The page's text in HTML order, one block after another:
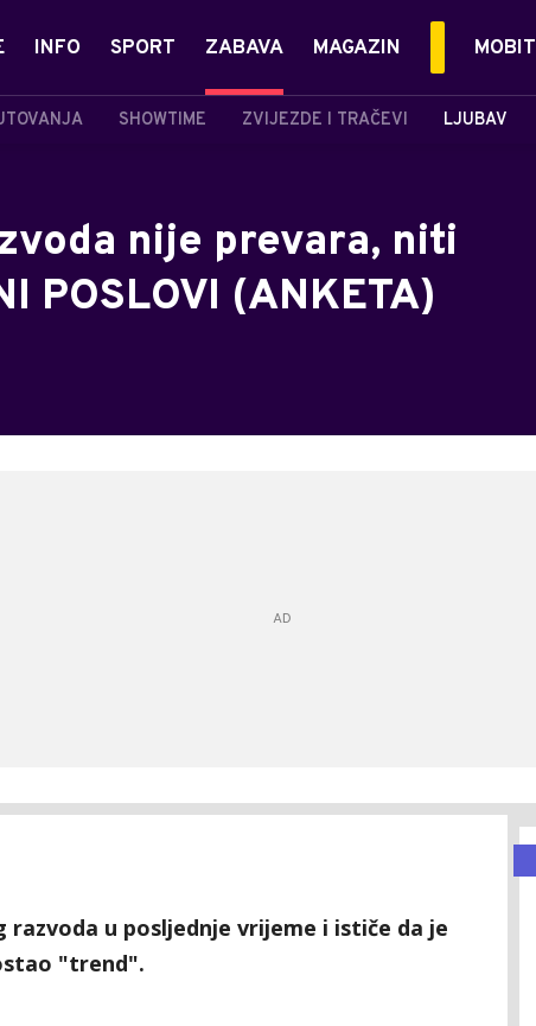
INFO SPORT ZABAVA
SHOWTIME ZVIJEZDE I TRAČEVI LJUBAV
MAGAZIN MOBIT
nije prevara, niti
POSLOVI (ANKETA)
u posljednje vrijeme i ističe da je
"trend".